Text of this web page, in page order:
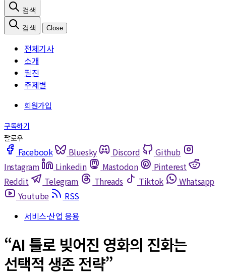
Close
전체기사
소개
필진
주제별
Facebook Bluesky Discord
Github
Instagram
Linkedin Mastodon
Pinterest
Reddit
Telegram Threads Tiktok
Whatsapp
Youtube
RSS
서비스·산업 응용
“AI 툴로 빚어진 영화의 진화는
선택적 생존 전략”